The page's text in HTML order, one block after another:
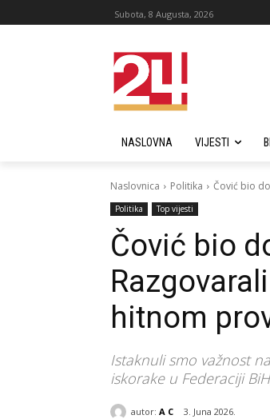
Subota, 8 Augusta, 2026
NASLOVNA VIJESTI
Naslovnica Politika Čović bio
Politika Top vijesti
Čović bio
hitnom
Istaknuli smo važnost
iskorake u Federaciji
autor: A C 3. Juna 2026.